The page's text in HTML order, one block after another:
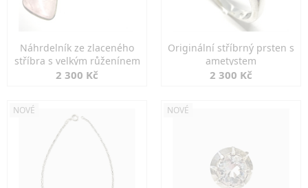
Náhrdelník ze zlaceného
stříbra s velkým růženínem
2 300 Kč
Originální stříbrný prsten s
ametystem
2 300 Kč
NOVÉ NOVÉ